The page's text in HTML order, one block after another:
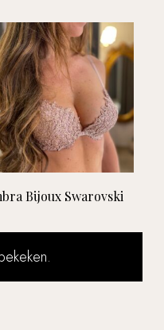
Lees verder
Bijoux Swarovski